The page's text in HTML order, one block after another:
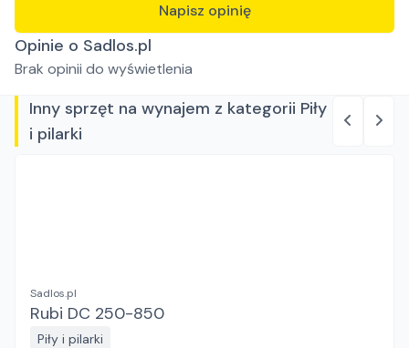
Napisz opinię
Opinie o Sadlos.pl
Brak opinii do wyświetlenia
Inny sprzęt na wynajem z kategorii Piły
i pilarki
Sadlos.pl
Rubi DC 250-850
Piły i pilarki